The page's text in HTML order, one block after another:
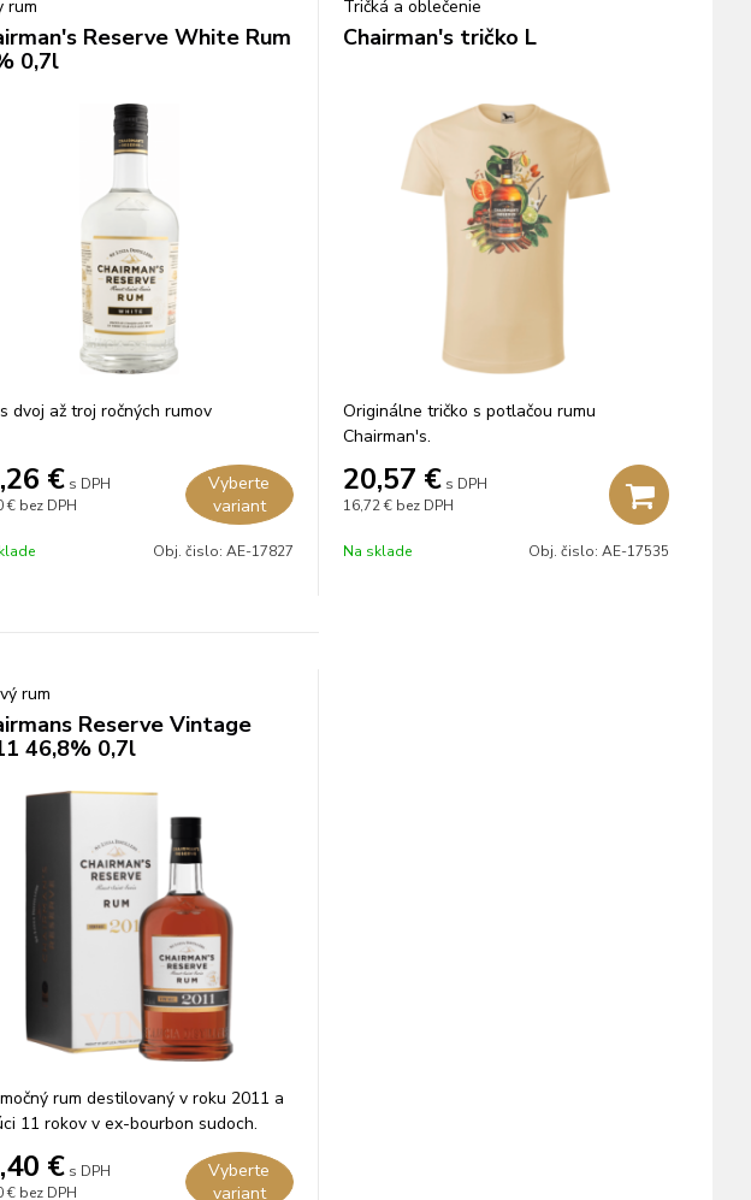
rum
Reserve White Rum
0,7l
dvoj až troj ročných rumov
€ s DPH
€ bez DPH
Vyberte
variant
Obj. čislo: AE-17827
Tričká a oblečenie
Chairman's tričko L
Originálne tričko s potlačou rumu
Chairman's.
20,57 € s DPH
16,72 € bez DPH
Na sklade Obj. čislo: AE-17535
rum
Reserve Vintage
46,8% 0,7l
rum destilovaný v roku 2011 a
11 rokov v ex-bourbon sudoch.
€ s DPH
€ bez DPH
Vyberte
variant